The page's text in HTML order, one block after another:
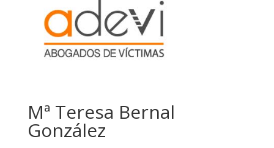
Mª Teresa Bernal
González